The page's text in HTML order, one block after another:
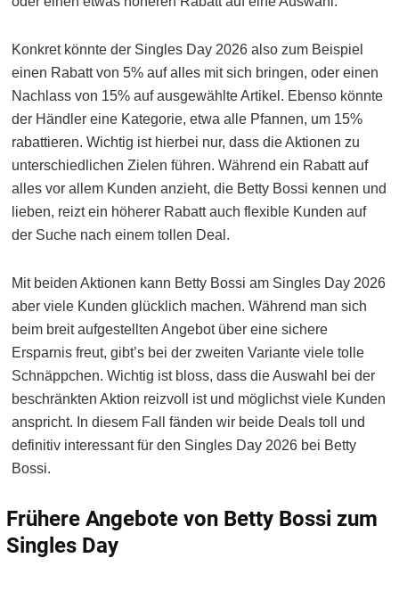
Konkret könnte der Singles Day 2026 also zum Beispiel
einen Rabatt von 5% auf alles mit sich bringen, oder einen
Nachlass von 15% auf ausgewählte Artikel. Ebenso könnte
der Händler eine Kategorie, etwa alle Pfannen, um 15%
rabattieren. Wichtig ist hierbei nur, dass die Aktionen zu
unterschiedlichen Zielen führen. Während ein Rabatt auf
alles vor allem Kunden anzieht, die Betty Bossi kennen und
lieben, reizt ein höherer Rabatt auch flexible Kunden auf
der Suche nach einem tollen Deal.
Mit beiden Aktionen kann Betty Bossi am Singles Day 2026
aber viele Kunden glücklich machen. Während man sich
beim breit aufgestellten Angebot über eine sichere
Ersparnis freut, gibt’s bei der zweiten Variante viele tolle
Schnäppchen. Wichtig ist bloss, dass die Auswahl bei der
beschränkten Aktion reizvoll ist und möglichst viele Kunden
anspricht. In diesem Fall fänden wir beide Deals toll und
definitiv interessant für den Singles Day 2026 bei Betty
Bossi.
Frühere Angebote von Betty Bossi zum
Singles Day